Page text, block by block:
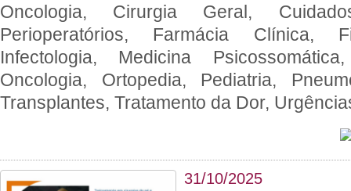
Oncologia, Cirurgia Geral,
Perioperatórios, Farmácia Clínica,
Infectologia, Medicina
Oncologia, Ortopedia, Pediatria,
Transplantes, Tratamento da Dor,
31/10/2025